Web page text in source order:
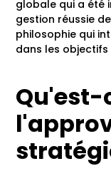
globale qui a été
gestion réussie
philosophie qui
dans les
Qu'est-